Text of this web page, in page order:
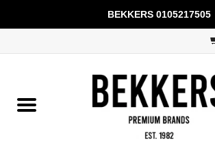
Mannen
BEKKERS 0105217505